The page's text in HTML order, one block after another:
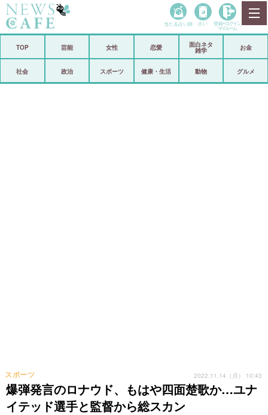
政治
当たる占い師 占い 登録• ログイン
マイルーム
TOP 芸能 女性 恋愛
面白ネタ
雑学
お金
社会 政治 スポーツ 健康・生活 動物 グルメ
爆弾発言のロナウド、もはや四面楚歌か…ユナ
イテッド選手と監督から総スカン
スポーツ 2022.11.14（月） 10:43